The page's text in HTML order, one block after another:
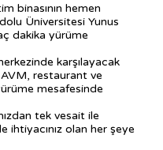
binasının hemen
Üniversitesi Yunus
dakika yürüme
karşılayacak
restaurant ve
mesafesinde
tek vesait ile
ihtiyacınız olan her şeye